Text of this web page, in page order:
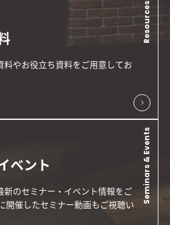
料やお役立ち資料をご用意してお
Resources
ベント
新のセミナー・イベント情報をご
開催したセミナー動画もご視聴い
Seminars & Events